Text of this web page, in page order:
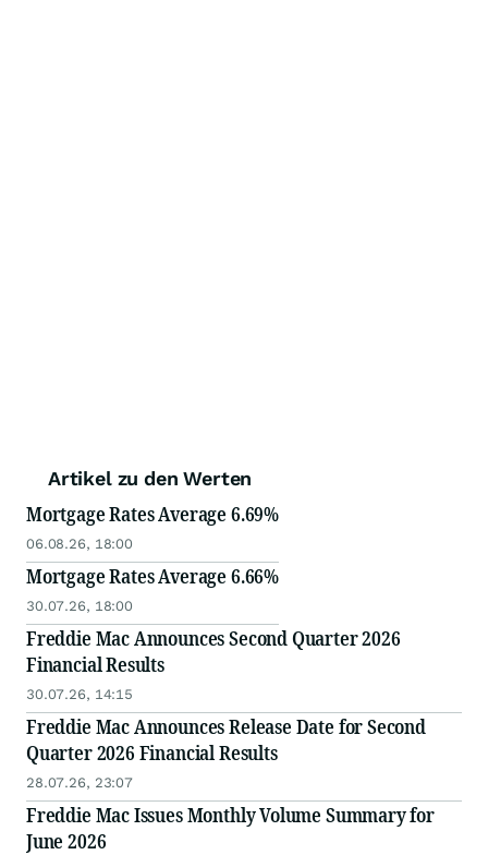
Artikel zu den Werten
Mortgage Rates Average 6.69%
06.08.26, 18:00
Mortgage Rates Average 6.66%
30.07.26, 18:00
Freddie Mac Announces Second Quarter 2026
Financial Results
30.07.26, 14:15
Freddie Mac Announces Release Date for Second
Quarter 2026 Financial Results
28.07.26, 23:07
Freddie Mac Issues Monthly Volume Summary for
June 2026